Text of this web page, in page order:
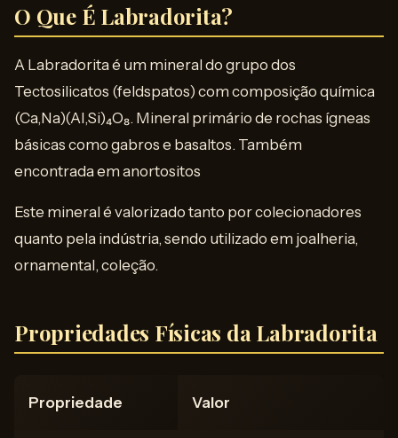
O Que É Labradorita?
A Labradorita é um mineral do grupo dos
Tectosilicatos (feldspatos) com composição química
(Ca,Na)(Al,Si)₄O₈. Mineral primário de rochas ígneas
básicas como gabros e basaltos. Também
encontrada em anortositos
Este mineral é valorizado tanto por colecionadores
quanto pela indústria, sendo utilizado em joalheria,
ornamental, coleção.
Propriedades Físicas da Labradorita
Propriedade Valor